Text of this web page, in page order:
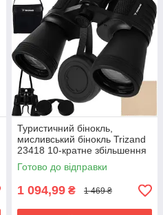
Туристичний бінокль,
мисливський бінокль Trizand
23418 10-кратне збільшення
50 мм
Готово до відправки
1 094,99 ₴ 1 469 ₴